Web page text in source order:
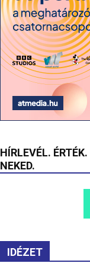
HÍRLEVÉL. ÉRTÉK.
NEKED.
IDÉZET